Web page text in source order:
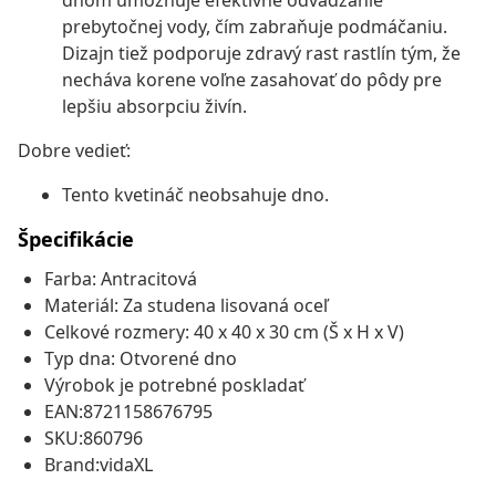
prebytočnej vody, čím zabraňuje podmáčaniu.
Dizajn tiež podporuje zdravý rast rastlín tým, že
necháva korene voľne zasahovať do pôdy pre
lepšiu absorpciu živín.
Dobre vedieť:
Tento kvetináč neobsahuje dno.
Špecifikácie
Farba: Antracitová
Materiál: Za studena lisovaná oceľ
Celkové rozmery: 40 x 40 x 30 cm (Š x H x V)
Typ dna: Otvorené dno
Výrobok je potrebné poskladať
EAN:8721158676795
SKU:860796
Brand:vidaXL